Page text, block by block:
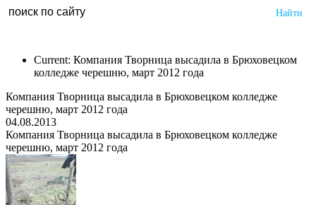
Current: Компания Творница высадила в Брюховецком
колледже черешню, март 2012 года
Компания Творница высадила в Брюховецком колледже
черешню, март 2012 года
04.08.2013
Компания Творница высадила в Брюховецком колледже
черешню, март 2012 года